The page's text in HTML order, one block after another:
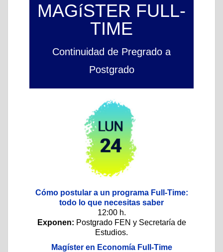
MAGíSTER FULL-
TIME
Continuidad de Pregrado a
Postgrado
Cómo postular a un programa Full-Time:
todo lo que necesitas saber
12:00 h.
Exponen: Postgrado FEN y Secretaría de
Estudios.
Magíster en Economía Full-Time